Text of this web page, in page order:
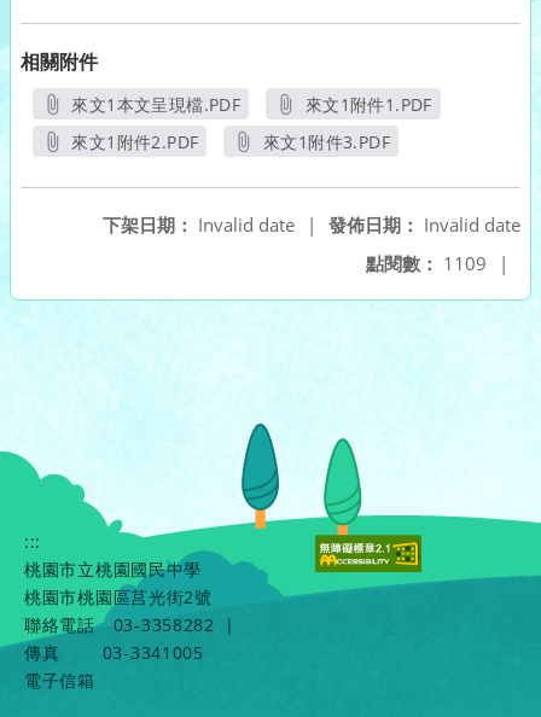
相關附件
來文1本文呈現檔.PDF
另開新視窗
來文1附件1.PDF
另開新視窗
來文1附件2.PDF
來文1附件3.PDF
發佈日期： Invalid date
下架日期： Invalid date
|
點閱數： 1109 |
:::
桃園市立桃園國民中學
桃園市桃園區莒光街2號
聯絡電話
03-3358282
|
傳真
03-3341005
電子信箱